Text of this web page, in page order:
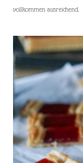
vollkommen ausreichend.